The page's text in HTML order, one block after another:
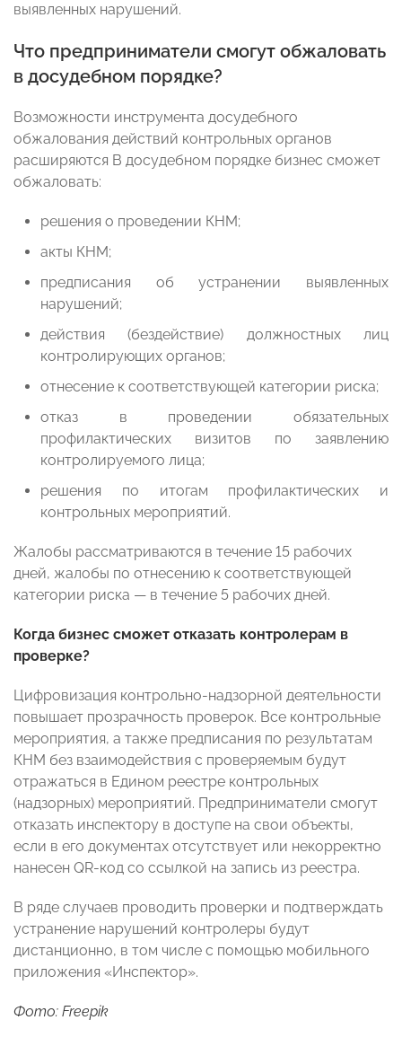
выявленных нарушений.
Что предприниматели смогут обжаловать
в досудебном порядке?
Возможности инструмента досудебного
обжалования действий контрольных органов
расширяются В досудебном порядке бизнес сможет
обжаловать:
решения о проведении КНМ;
акты КНМ;
предписания об устранении выявленных
нарушений;
действия (бездействие) должностных лиц
контролирующих органов;
отнесение к соответствующей категории риска;
отказ в проведении обязательных
профилактических визитов по заявлению
контролируемого лица;
решения по итогам профилактических и
контрольных мероприятий.
Жалобы рассматриваются в течение 15 рабочих
дней, жалобы по отнесению к соответствующей
категории риска — в течение 5 рабочих дней.
Когда бизнес сможет отказать контролерам в
проверке?
Цифровизация контрольно-надзорной деятельности
повышает прозрачность проверок. Все контрольные
мероприятия, а также предписания по результатам
КНМ без взаимодействия с проверяемым будут
отражаться в Едином реестре контрольных
(надзорных) мероприятий. Предприниматели смогут
отказать инспектору в доступе на свои объекты,
если в его документах отсутствует или некорректно
нанесен QR-код со ссылкой на запись из реестра.
В ряде случаев проводить проверки и подтверждать
устранение нарушений контролеры будут
дистанционно, в том числе с помощью мобильного
приложения «Инспектор».
Фото: Freepik